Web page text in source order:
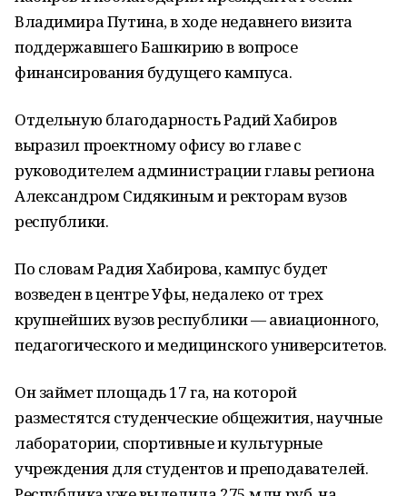
Владимира Путина, в ходе недавнего визита
поддержавшего Башкирию в вопросе
финансирования будущего кампуса.
Отдельную благодарность Радий Хабиров
выразил проектному офису во главе с
руководителем администрации главы региона
Александром Сидякиным и ректорам вузов
республики.
По словам Радия Хабирова, кампус будет
возведен в центре Уфы, недалеко от трех
крупнейших вузов республики — авиационного,
педагогического и медицинского университетов.
Он займет площадь 17 га, на которой
разместятся студенческие общежития, научные
лаборатории, спортивные и культурные
учреждения для студентов и преподавателей.